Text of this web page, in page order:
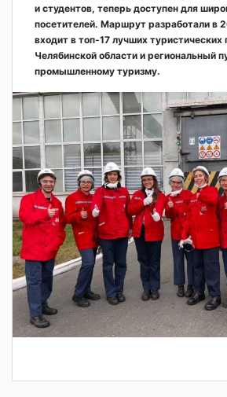
и студентов, теперь доступен для
посетителей. Маршрут разработали в
входит в топ-17 лучших туристических
Челябинской области и региональный
промышленному туризму.